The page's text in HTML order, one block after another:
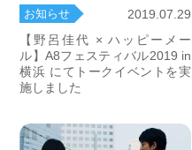
お知らせ
2019.07.29
【野呂佳代 × ハッピーメー
ル】A8フェスティバル2019 in
横浜 にてトークイベントを実
施しました